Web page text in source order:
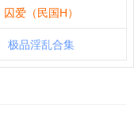
囚爱（民国H）
极品淫乱合集